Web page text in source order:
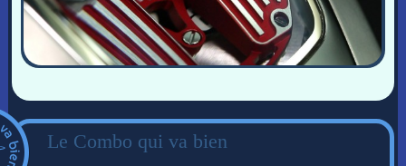
Le Combo qui va bien